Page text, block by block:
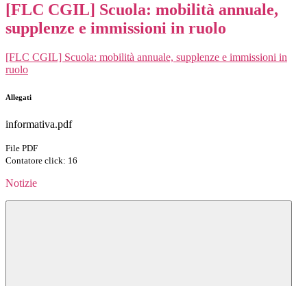
[FLC CGIL] Scuola: mobilità annuale,
supplenze e immissioni in ruolo
[FLC CGIL] Scuola: mobilità annuale, supplenze e immissioni in
ruolo
Allegati
informativa.pdf
File PDF
Contatore click: 16
Notizie